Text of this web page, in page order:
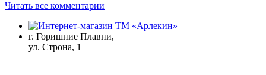
Читать все комментарии
г. Горишние Плавни,
ул. Строна, 1